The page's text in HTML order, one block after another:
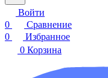
Войти
0
Сравнение
0
Избранное
0 Корзина